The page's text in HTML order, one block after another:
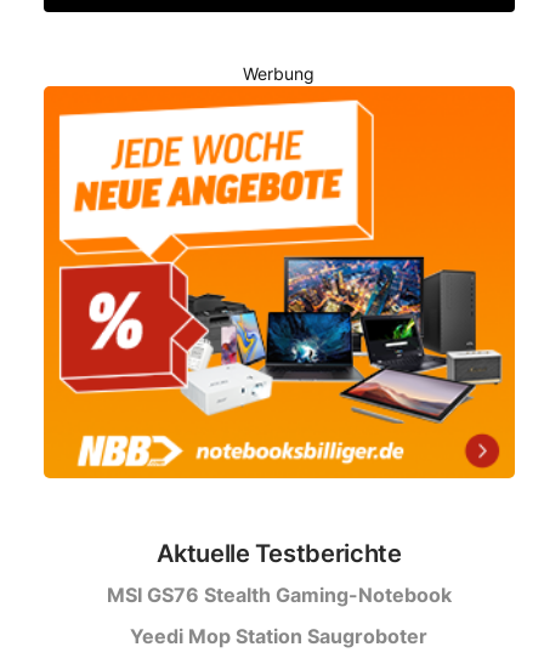
Werbung
Aktuelle Testberichte
MSI GS76 Stealth Gaming-Notebook
Yeedi Mop Station Saugroboter